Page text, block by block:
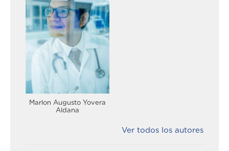
Marlon Augusto Yovera
Aldana
Ver todos los autores